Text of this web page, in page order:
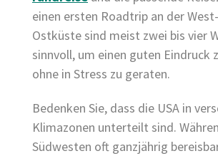
einen ersten Roadtrip an der
Ostküste sind meist zwei bis vier
sinnvoll, um einen guten Eindruck
ohne in Stress zu geraten.
Bedenken Sie, dass die USA in
Klimazonen unterteilt sind.
Südwesten oft ganzjährig